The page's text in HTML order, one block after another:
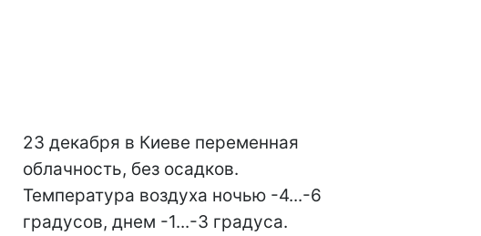
23 декабря в Киеве переменная
облачность, без осадков.
Температура воздуха ночью -4...-6
градусов, днем ​​-1...-3 градуса.